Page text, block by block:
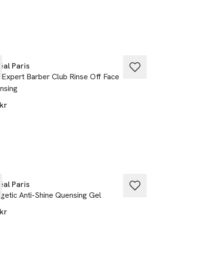
Paris
Barber Club Rinse Off Face
Paris
Anti-Shine Quensing Gel